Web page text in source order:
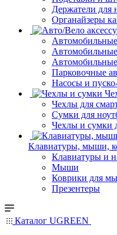
Держатели для
Органайзеры
Автомобильные
Парковочные
Насосы и
Чехлы для
Сумки для
Чехлы и сумки
Клавиатуры, мыши,
Клавиатуры и
Мыши
Коврики для
Презентеры
Каталог UGREEN